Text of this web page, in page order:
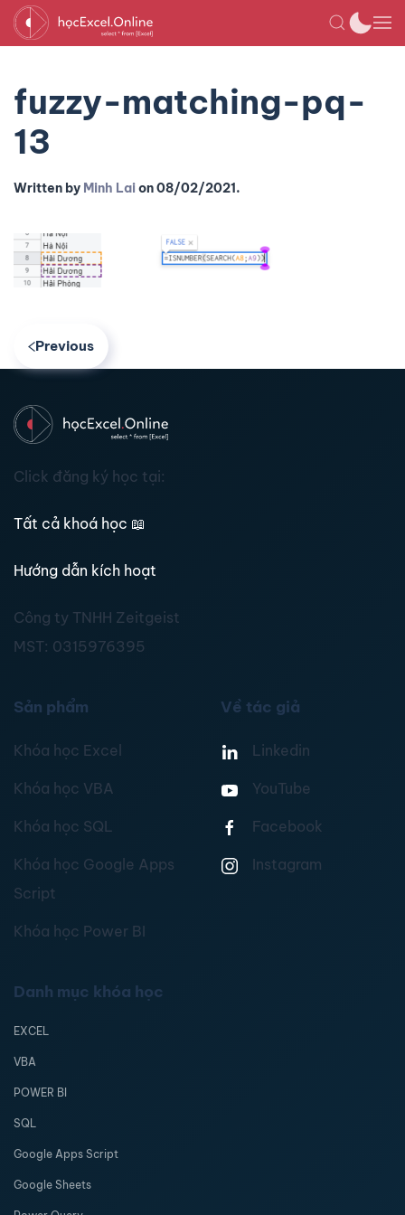
fuzzy-matching-pq-
13
Written by Minh Laion08/02/2021.
Previous
Click đăng ký học tại:
Tất cả khoá học 📖
Hướng dẫn kích hoạt
Công ty TNHH Zeitgeist
MST: 0315976395
Sản phẩm
Khóa học Excel
Khóa học VBA
Khóa học SQL
Khóa học Google Apps
Script
Khóa học Power BI
Về tác giả
Linkedin
YouTube
Facebook
Instagram
Danh mục khóa học
EXCEL
VBA
POWER BI
SQL
Google Apps Script
Google Sheets